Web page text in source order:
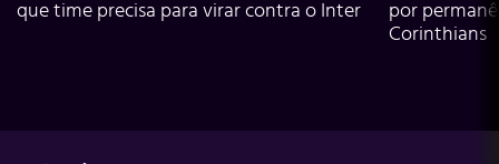
que time precisa para virar contra o Inter
por
Corinthians